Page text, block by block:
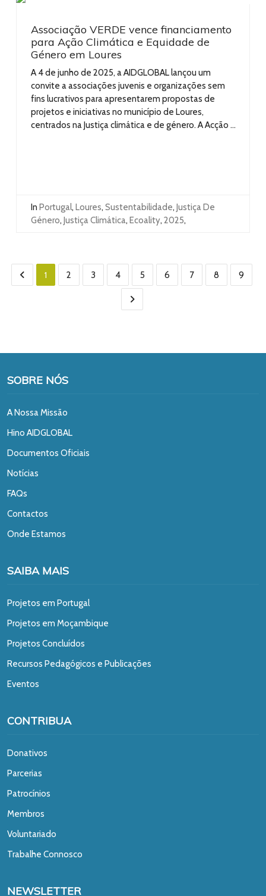
Associação VERDE vence financiamento
para Ação Climática e Equidade de
Género em Loures
A 4 de junho de 2025, a AIDGLOBAL lançou um
convite a associações juvenis e organizações sem
fins lucrativos para apresentarem propostas de
projetos e iniciativas no município de Loures,
centrados na Justiça climática e de género. A Acção ...
In Portugal, Loures, Sustentabilidade, Justiça De
Género, Justiça Climática, Ecoality, 2025,
1 2 3 4 5 6 7 8 9
SOBRE NÓS
A Nossa Missão
Hino AIDGLOBAL
Documentos Oficiais
Notícias
FAQs
Contactos
Onde Estamos
SAIBA MAIS
Projetos em Portugal
Projetos em Moçambique
Projetos Concluídos
Recursos Pedagógicos e Publicações
Eventos
CONTRIBUA
Donativos
Parcerias
Patrocínios
Membros
Voluntariado
Trabalhe Connosco
NEWSLETTER